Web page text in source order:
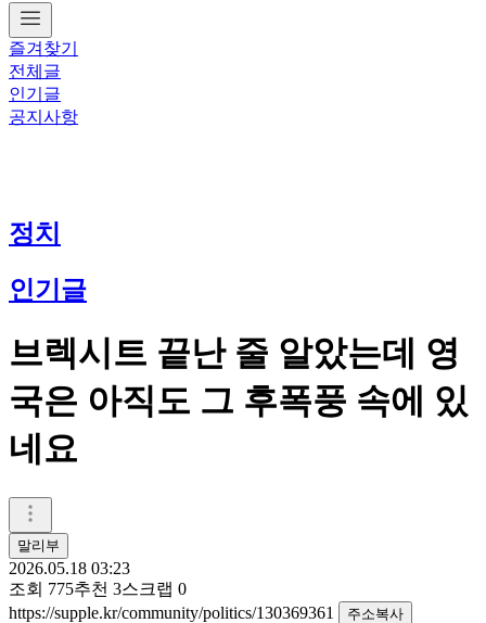
즐겨찾기
전체글
인기글
공지사항
정치
인기글
브렉시트 끝난 줄 알았는데 영
국은 아직도 그 후폭풍 속에 있
네요
말리부
2026.05.18 03:23
조회 775추천 3스크랩 0
https://supple.kr/community/politics/130369361
주소복사